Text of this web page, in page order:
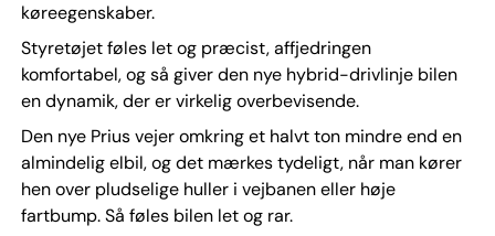
køreegenskaber.
Styretøjet føles let og præcist, affjedringen
komfortabel, og så giver den nye hybrid-drivlinje bilen
en dynamik, der er virkelig overbevisende.
Den nye Prius vejer omkring et halvt ton mindre end en
almindelig elbil, og det mærkes tydeligt, når man kører
hen over pludselige huller i vejbanen eller høje
fartbump. Så føles bilen let og rar.